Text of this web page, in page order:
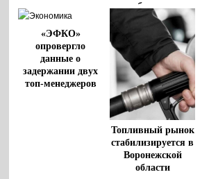
объектов
«ЭФКО»
опровергло
данные о
задержании двух
топ-менеджеров
Топливный рынок
стабилизируется в
Воронежской
области